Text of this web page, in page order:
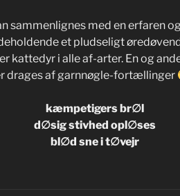
sammenlignes med en erfaren
et pludseligt
kattedyr i alle af-arter. En og
drages af garnnøgle-fortællinger
kæmpetigers br∅l
d∅sig stivhed opl∅ses
bl∅d sne i t∅vejr